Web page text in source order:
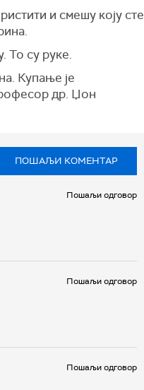
и смешу коју сте
То су руке.
Купање је
др. Џон
ПОШАЉИ КОМЕНТАР
Пошаљи одговор
Пошаљи одговор
Пошаљи одговор